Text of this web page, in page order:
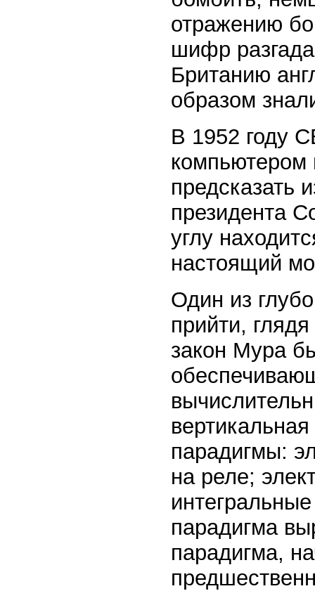
отражению
шифр
Британию
образом
В 1952 году
компьютером
предсказать
президента
углу
настоящий
Один из
прийти,
закон Мура
парадигмы:
на реле;
парадигма
парадигма,